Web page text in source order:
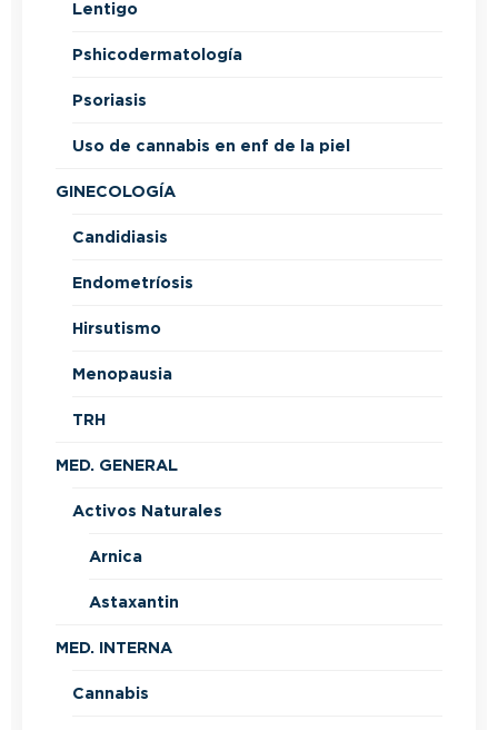
Lentigo
Pshicodermatología
Psoriasis
Uso de cannabis en enf de la piel
GINECOLOGÍA
Candidiasis
Endometríosis
Hirsutismo
Menopausia
TRH
MED. GENERAL
Activos Naturales
Arnica
Astaxantin
MED. INTERNA
Cannabis